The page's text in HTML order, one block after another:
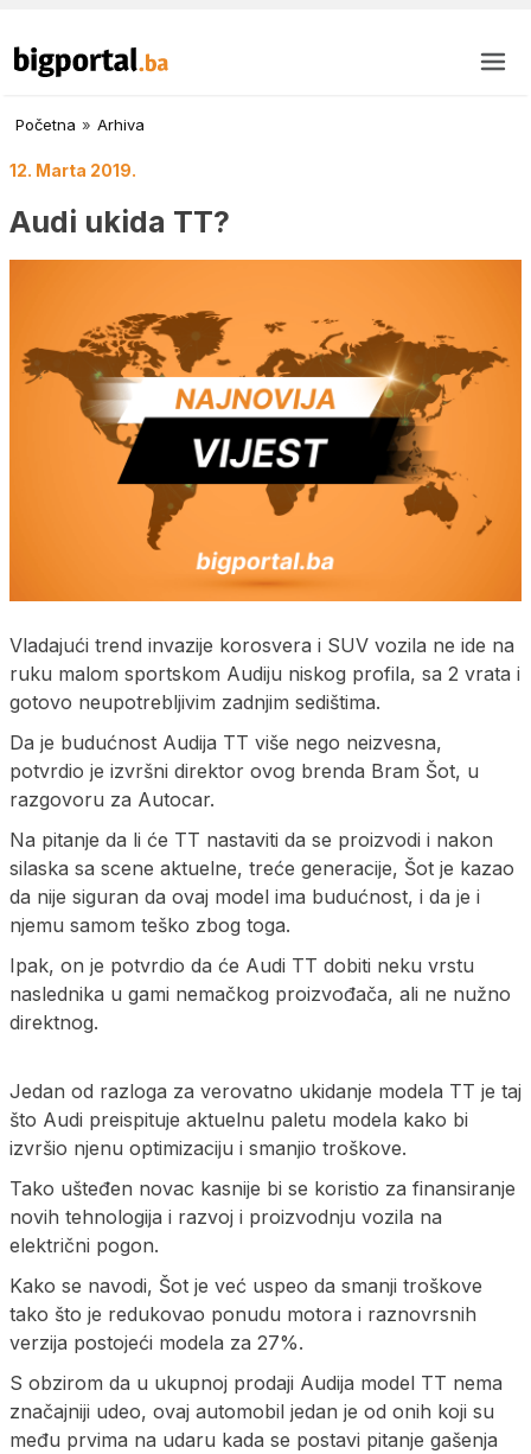
Početna » Arhiva
12. Marta 2019.
Audi ukida TT?
Vladajući trend invazije korosvera i SUV vozila ne ide na
ruku malom sportskom Audiju niskog profila, sa 2 vrata i
gotovo neupotrebljivim zadnjim sedištima.
Da je budućnost Audija TT više nego neizvesna,
potvrdio je izvršni direktor ovog brenda Bram Šot, u
razgovoru za Autocar.
Na pitanje da li će TT nastaviti da se proizvodi i nakon
silaska sa scene aktuelne, treće generacije, Šot je kazao
da nije siguran da ovaj model ima budućnost, i da je i
njemu samom teško zbog toga.
Ipak, on je potvrdio da će Audi TT dobiti neku vrstu
naslednika u gami nemačkog proizvođača, ali ne nužno
direktnog.
Jedan od razloga za verovatno ukidanje modela TT je taj
što Audi preispituje aktuelnu paletu modela kako bi
izvršio njenu optimizaciju i smanjio troškove.
Tako ušteđen novac kasnije bi se koristio za finansiranje
novih tehnologija i razvoj i proizvodnju vozila na
električni pogon.
Kako se navodi, Šot je već uspeo da smanji troškove
tako što je redukovao ponudu motora i raznovrsnih
verzija postojeći modela za 27%.
S obzirom da u ukupnoj prodaji Audija model TT nema
značajniji udeo, ovaj automobil jedan je od onih koji su
među prvima na udaru kada se postavi pitanje gašenja